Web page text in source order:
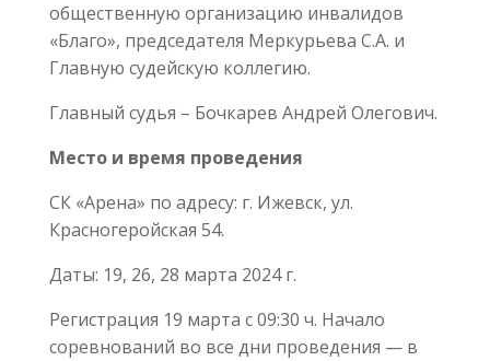
общественную организацию инвалидов
«Благо», председателя Меркурьева С.А. и
Главную судейскую коллегию.
Главный судья – Бочкарев Андрей Олегович.
Место и время проведения
СК «Арена» по адресу: г. Ижевск, ул.
Красногеройская 54.
Даты: 19, 26, 28 марта 2024 г.
Регистрация 19 марта с 09:30 ч. Начало
соревнований во все дни проведения — в